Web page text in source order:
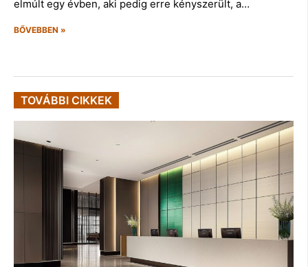
elmúlt egy évben, aki pedig erre kényszerült, a…
BŐVEBBEN »
TOVÁBBI CIKKEK